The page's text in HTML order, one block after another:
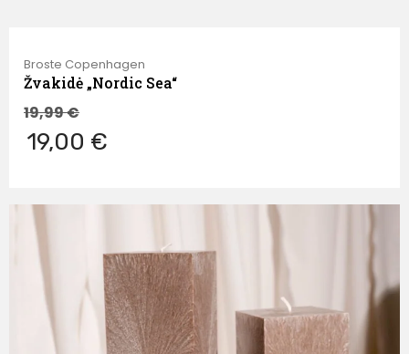
Broste Copenhagen
Žvakidė „Nordic Sea“
19,99€
19,00 €